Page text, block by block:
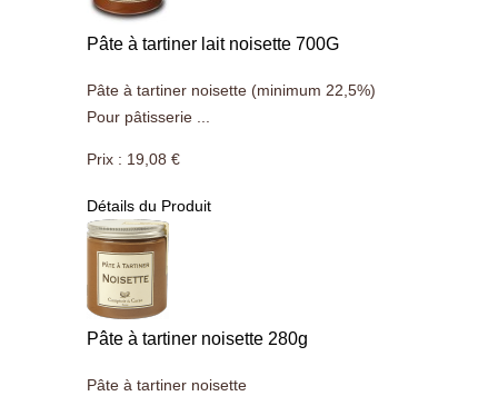
Pâte à tartiner lait noisette 700G
Pâte à tartiner noisette (minimum 22,5%)
Pour pâtisserie ...
Prix : 19,08 €
Détails du Produit
Pâte à tartiner noisette 280g
Pâte à tartiner noisette